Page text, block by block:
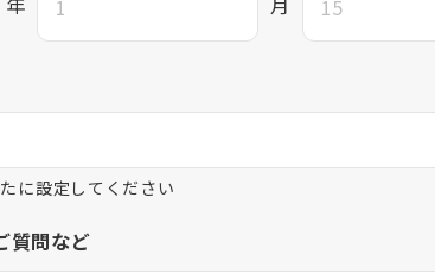
に設定してください
質問など